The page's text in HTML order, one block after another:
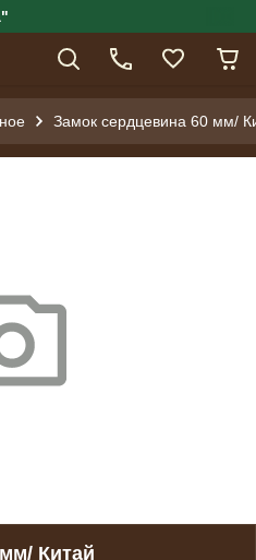
Замок сердцевина 60 мм/
Китай